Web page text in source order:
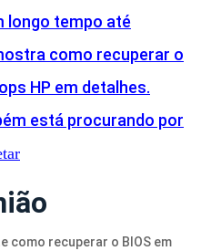
longo tempo até
como recuperar o
HP em detalhes.
está procurando por
como recuperar o BIOS em